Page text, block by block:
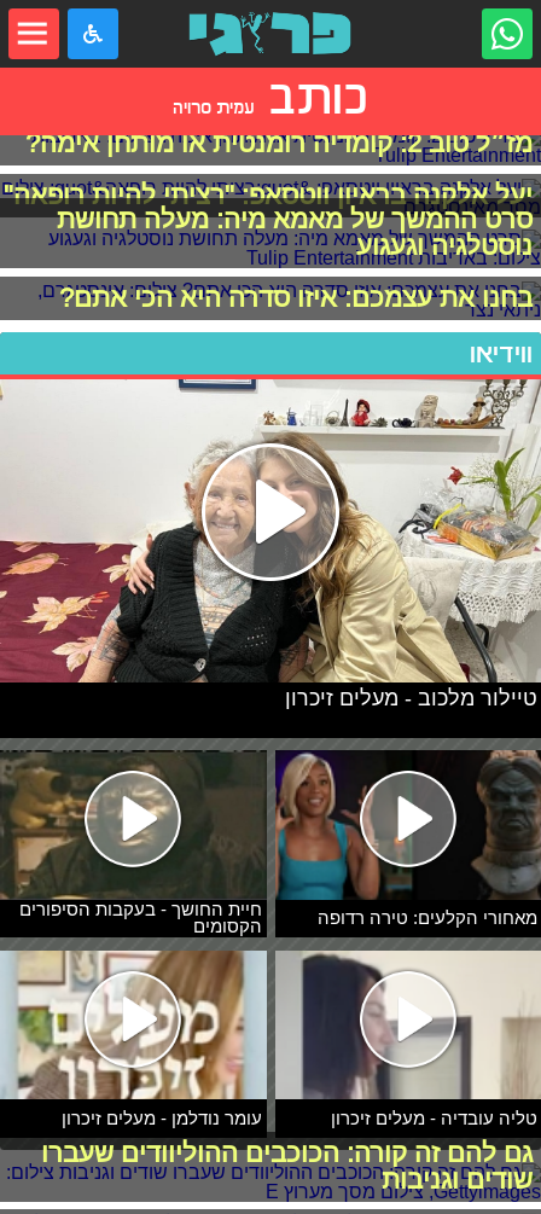
כותב עמית סרויה
מז״ל טוב 2: קומדיה רומנטית או מותחן אימה?
יעל אלקנה בראיון ווטסאפ: "רציתי להיות רופאה"
סרט ההמשך של מאמא מיה: מעלה תחושת
נוסטלגיה וגעגוע
בחנו את עצמכם: איזו סדרה היא הכי אתם?
ווידיאו
מאחורי הקלעים: טירה רדופה
חיית החושך - בעקבות הסיפורים
הקסומים
טליה עובדיה - מעלים זיכרון עומר נודלמן - מעלים זיכרון
טיילור מלכוב - מעלים זיכרון
גם להם זה קורה: הכוכבים ההוליוודים שעברו
שודים וגניבות